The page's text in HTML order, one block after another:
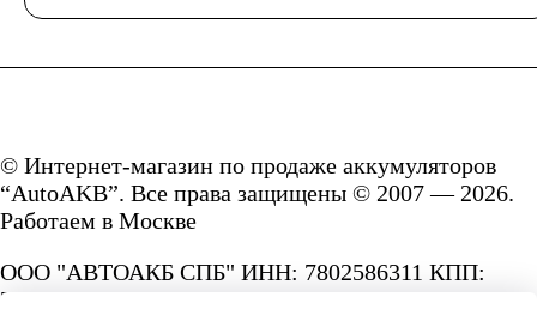
© Интернет-магазин по продаже аккумуляторов
“AutoAKB”. Все права защищены © 2007 — 2026.
Работаем в Москве
ООО "АВТОАКБ СПБ" ИНН: 7802586311 КПП:
780201001 ОГРН: 1167847287156.